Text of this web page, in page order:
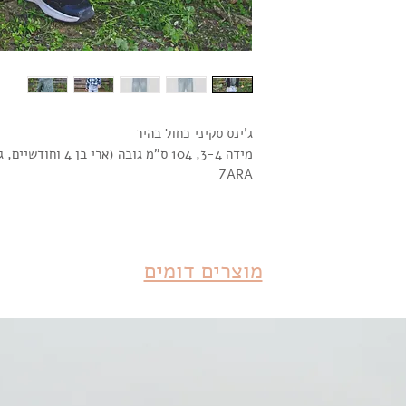
ג'ינס סקיני כחול בהיר
מידה 3-4, 104 ס"מ גובה (ארי בן 4 וחודשיים, גובה 100 ס"מ)
ZARA
מוצרים דומים